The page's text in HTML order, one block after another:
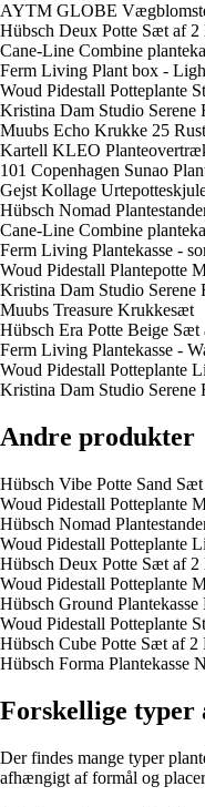
AYTM GLOBE
Hübsch Deux Potte Sæt af
Cane-Line Combine
Ferm Living Plant box -
Woud Pidestall Potteplante
Kristina Dam Studio Serene
Muubs Echo Krukke 25
Kartell KLEO
101 Copenhagen Sunao
Gejst Kollage
Hübsch Nomad
Cane-Line Combine
Ferm Living Plantekasse -
Woud Pidestall Plantepotte
Kristina Dam Studio Serene
Muubs Treasure Krukkesæt
Hübsch Era Potte Beige Sæt
Ferm Living Plantekasse -
Woud Pidestall Potteplante
Kristina Dam Studio Serene
Andre produkter
Hübsch Vibe Potte Sand
Woud Pidestall Potteplante
Hübsch Nomad
Woud Pidestall Potteplante
Hübsch Deux Potte Sæt af 2
Woud Pidestall Potteplante
Hübsch Ground Plantekasse
Woud Pidestall Potteplante
Hübsch Cube Potte Sæt af 2
Hübsch Forma Plantekasse
Forskellige typer
Der findes mange typer
afhængigt af formål og